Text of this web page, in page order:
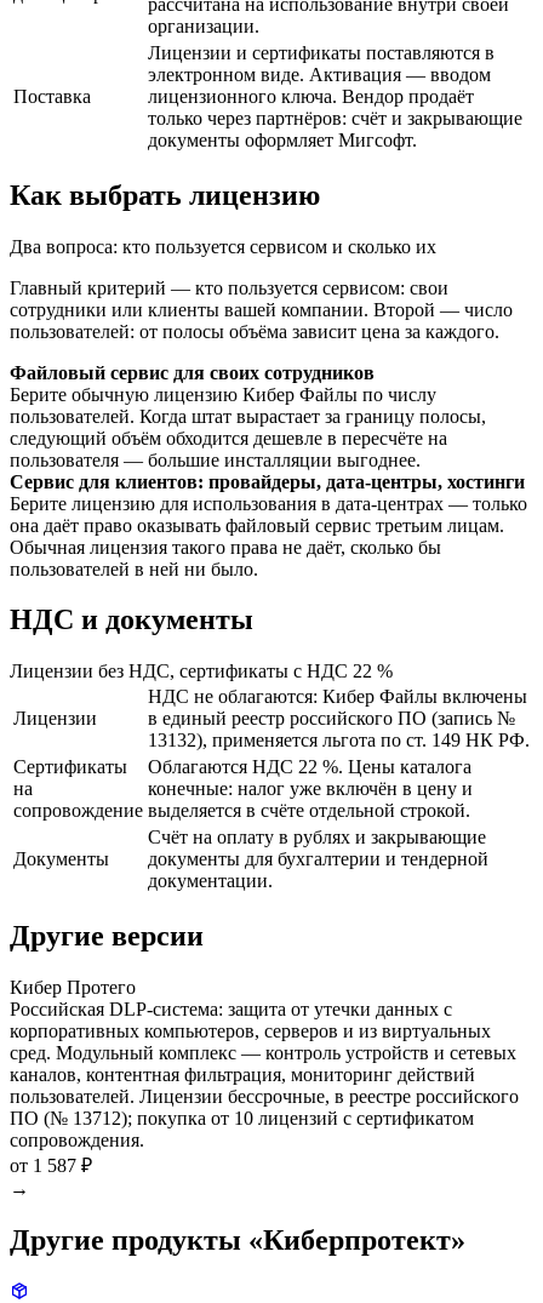
организации.
Поставка
Лицензии и сертификаты поставляются в
электронном виде. Активация — вводом
лицензионного ключа. Вендор продаёт
только через партнёров: счёт и закрывающие
документы оформляет Мигсофт.
Как выбрать лицензию
Два вопроса: кто пользуется сервисом и сколько их
Главный критерий — кто пользуется сервисом: свои
сотрудники или клиенты вашей компании. Второй — число
пользователей: от полосы объёма зависит цена за каждого.
Файловый сервис для своих сотрудников
Берите обычную лицензию Кибер Файлы по числу
пользователей. Когда штат вырастает за границу полосы,
следующий объём обходится дешевле в пересчёте на
пользователя — большие инсталляции выгоднее.
Сервис для клиентов: провайдеры, дата-центры, хостинги
Берите лицензию для использования в дата-центрах — только
она даёт право оказывать файловый сервис третьим лицам.
Обычная лицензия такого права не даёт, сколько бы
пользователей в ней ни было.
НДС и документы
Лицензии без НДС, сертификаты с НДС 22 %
Лицензии
НДС не облагаются: Кибер Файлы включены
в единый реестр российского ПО (запись №
13132), применяется льгота по ст. 149 НК РФ.
Сертификаты
на
сопровождение
Облагаются НДС 22 %. Цены каталога
конечные: налог уже включён в цену и
выделяется в счёте отдельной строкой.
Документы
Счёт на оплату в рублях и закрывающие
документы для бухгалтерии и тендерной
документации.
Другие версии
Кибер Протего
Российская DLP-система: защита от утечки данных с
корпоративных компьютеров, серверов и из виртуальных
сред. Модульный комплекс — контроль устройств и сетевых
каналов, контентная фильтрация, мониторинг действий
пользователей. Лицензии бессрочные, в реестре российского
ПО (№ 13712); покупка от 10 лицензий с сертификатом
сопровождения.
от 1 587 ₽
→
Другие продукты «Киберпротект»